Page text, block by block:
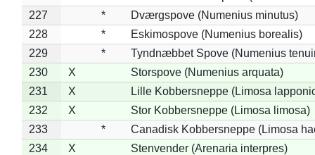
227
*
Dværgspove (Numenius minutus)
228
*
Eskimospove (Numenius borealis)
229
*
Tyndnæbbet Spove (Numenius
230
X
Storspove (Numenius arquata)
231
X
Lille Kobbersneppe (Limosa
232
X
Stor Kobbersneppe (Limosa limosa)
233
*
Canadisk Kobbersneppe (Limosa
234
X
Stenvender (Arenaria interpres)